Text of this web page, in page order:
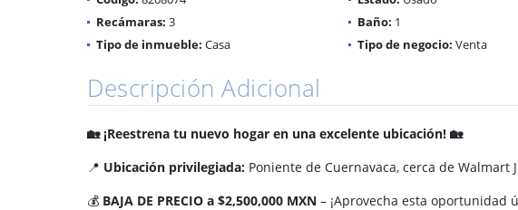
Recámaras: 3 Baño: 1
Tipo de inmueble: Casa Tipo de negocio: Venta
Descripción Adicional
🏡 ¡Reestrena tu nuevo hogar en una excelente ubicación! 🏡
📍 Ubicación privilegiada: Poniente de Cuernavaca, cerca de Walmart
💰 BAJA DE PRECIO a $2,500,000 MXN – ¡Aprovecha esta oportunidad